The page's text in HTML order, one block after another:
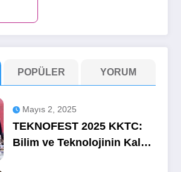
POPÜLER YORUM
Mayıs 2, 2025
TEKNOFEST 2025 KKTC:
Bilim ve Teknolojinin Kalbi